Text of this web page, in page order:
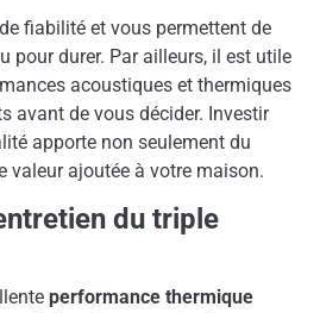
fiabilité et vous permettent de
pour durer. Par ailleurs, il est utile
acoustiques et thermiques
avant de vous décider. Investir
apporte non seulement du
valeur ajoutée à votre maison.
du triple
performance thermique